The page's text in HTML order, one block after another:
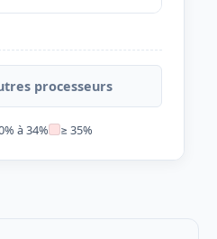
processeurs
à 34% ≥ 35%